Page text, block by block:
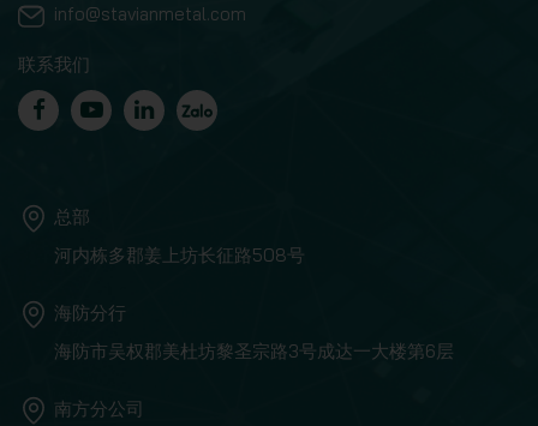
info@stavianmetal.com
联系我们
总部
河内栋多郡姜上坊长征路508号
海防分行
海防市吴权郡美杜坊黎圣宗路3号成达一大楼第6层
南方分公司